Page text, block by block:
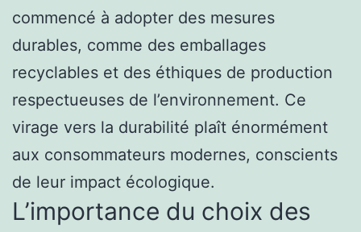
commencé à adopter des mesures
durables, comme des emballages
recyclables et des éthiques de production
respectueuses de l’environnement. Ce
virage vers la durabilité plaît énormément
aux consommateurs modernes, conscients
de leur impact écologique.
L’importance du choix des